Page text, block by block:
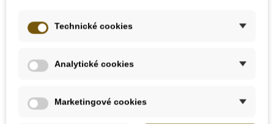
Přidat do košíku
Technické cookies
Analytické cookies
Marketingové cookies